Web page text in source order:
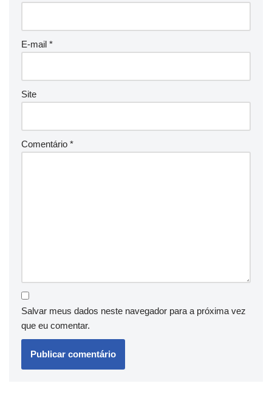
E-mail *
Site
Comentário *
Salvar meus dados neste navegador para a próxima vez
que eu comentar.